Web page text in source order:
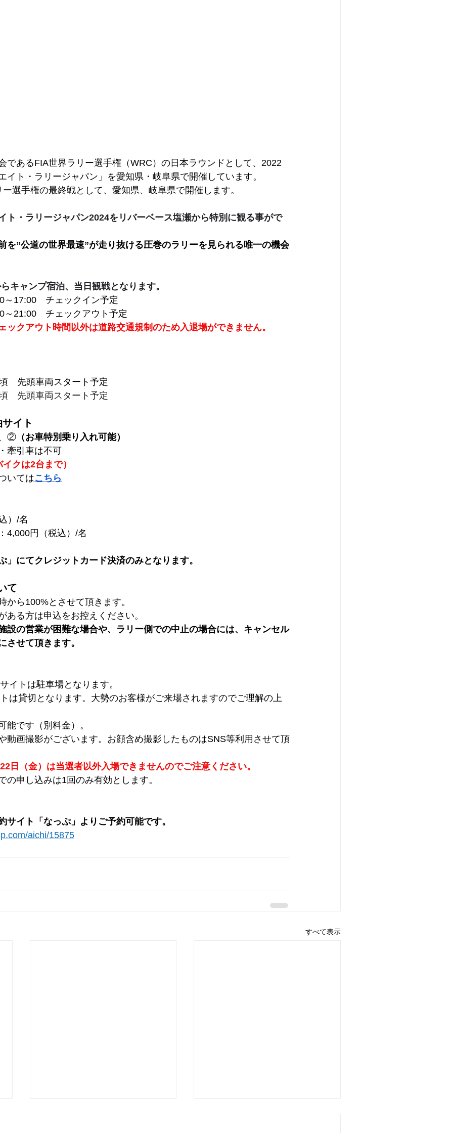
であるFIA世界ラリー選手権（WRC）の日本ラウンドとして、2022
イト・ラリージャパン」を愛知県・岐阜県で開催しています。
選手権の最終戦として、愛知県、岐阜県で開催します。
ト・ラリージャパン2024をリバーベース塩瀬から特別に観る事がで
を”公道の世界最速”が走り抜ける圧巻のラリーを見られる唯一の機会
キャンプ宿泊、当日観戦となります。
～17:00　チェックイン予定
～21:00　チェックアウト予定
クアウト時間以外は道路交通規制のため入退場ができません。
　先頭車両スタート予定
　先頭車両スタート予定
イト
② （お車特別乗り入れ可能）
牽引車は不可
クは2台まで）
いてはこちら
）/名
4,000円（税込）/名
にてクレジットカード決済のみとなります。
て
から100%とさせて頂きます。
ある方は申込をお控えください。
設の営業が困難な場合や、ラリー側での中止の場合には、キャンセル
させて頂きます。
イトは駐車場となります。
は貸切となります。大勢のお客様がご来場されますのでご理解の上
です（別料金）。
動画撮影がございます。お顔含め撮影したものはSNS等利用させて頂
日（金）は当選者以外入場できませんのでご注意ください。
申し込みは1回のみ有効とします。
サイト「なっぷ」よりご予約可能です。
aichi/15875
すべて表示